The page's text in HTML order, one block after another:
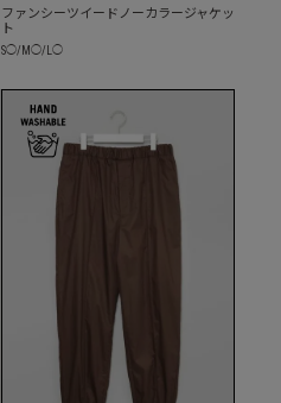
ファンシーツイードノーカラージャケッ
ト
S◯/ M ◯/ ◯